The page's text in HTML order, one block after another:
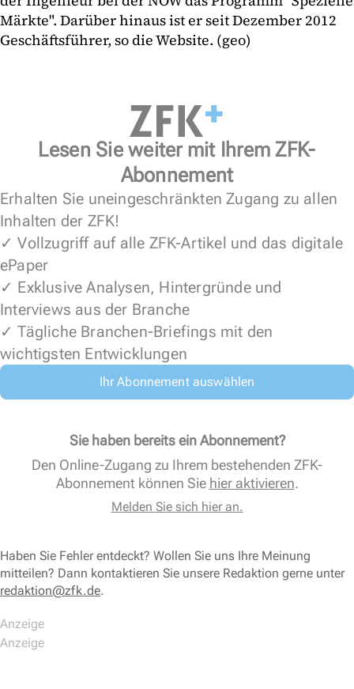
Märkte". Darüber hinaus ist er seit Dezember 2012
Geschäftsführer, so die Website. (geo)
Lesen Sie weiter mit Ihrem ZFK-
Abonnement
Erhalten Sie uneingeschränkten Zugang zu allen
Inhalten der ZFK!
✓ Vollzugriff auf alle ZFK-Artikel und das digitale
ePaper
✓ Exklusive Analysen, Hintergründe und
Interviews aus der Branche
✓ Tägliche Branchen-Briefings mit den
wichtigsten Entwicklungen
Ihr Abonnement auswählen
Sie haben bereits ein Abonnement?
Den Online-Zugang zu Ihrem bestehenden ZFK-
Abonnement können Sie hier aktivieren.
Melden Sie sich hier an.
Haben Sie Fehler entdeckt? Wollen Sie uns Ihre Meinung
mitteilen? Dann kontaktieren Sie unsere Redaktion gerne unter
redaktion@zfk.de.